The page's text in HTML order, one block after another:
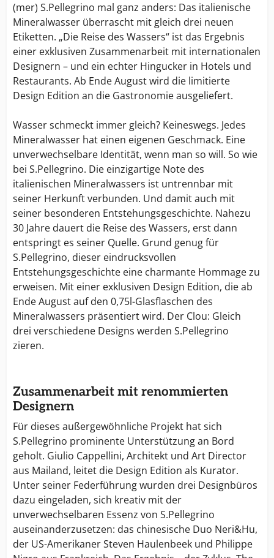
(mer) S.Pellegrino mal ganz anders: Das italienische
Mineralwasser überrascht mit gleich drei neuen
Etiketten. „Die Reise des Wassers“ ist das Ergebnis
einer exklusiven Zusammenarbeit mit internationalen
Designern – und ein echter Hingucker in Hotels und
Restaurants. Ab Ende August wird die limitierte
Design Edition an die Gastronomie ausgeliefert.
Wasser schmeckt immer gleich? Keineswegs. Jedes
Mineralwasser hat einen eigenen Geschmack. Eine
unverwechselbare Identität, wenn man so will. So wie
bei S.Pellegrino. Die einzigartige Note des
italienischen Mineralwassers ist untrennbar mit
seiner Herkunft verbunden. Und damit auch mit
seiner besonderen Entstehungsgeschichte. Nahezu
30 Jahre dauert die Reise des Wassers, erst dann
entspringt es seiner Quelle. Grund genug für
S.Pellegrino, dieser eindrucksvollen
Entstehungsgeschichte eine charmante Hommage zu
erweisen. Mit einer exklusiven Design Edition, die ab
Ende August auf den 0,75l-Glasflaschen des
Mineralwassers präsentiert wird. Der Clou: Gleich
drei verschiedene Designs werden S.Pellegrino
zieren.
Zusammenarbeit mit renommierten
Designern
Für dieses außergewöhnliche Projekt hat sich
S.Pellegrino prominente Unterstützung an Bord
geholt. Giulio Cappellini, Architekt und Art Director
aus Mailand, leitet die Design Edition als Kurator.
Unter seiner Federführung wurden drei Designbüros
dazu eingeladen, sich kreativ mit der
unverwechselbaren Essenz von S.Pellegrino
auseinanderzusetzen: das chinesische Duo Neri&Hu,
der US-Amerikaner Steven Haulenbeek und Philippe